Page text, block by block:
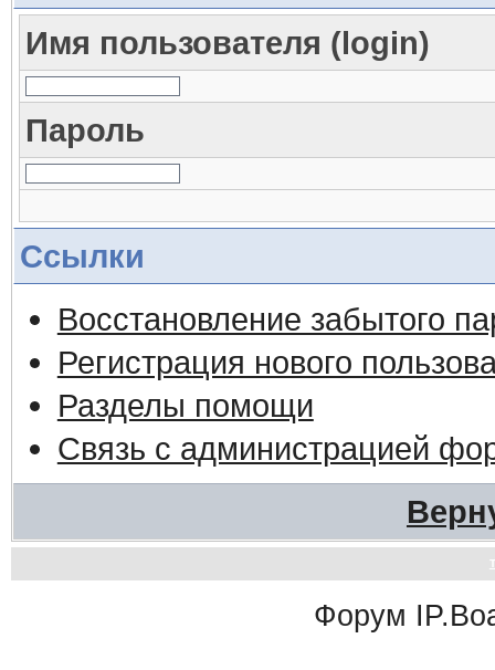
Имя пользователя (login)
Пароль
Ссылки
Восстановление забытого
Регистрация нового
Разделы помощи
Связь с администрацией
Форум